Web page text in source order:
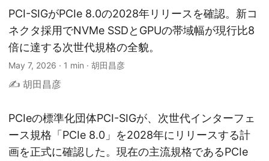
PCI-SIGがPCIe 8.0の2028年リリースを確認。新コ
ネクタ採用でNVMe SSDとGPUの帯域幅が現行比8
倍に達する次世代規格の全貌。
May 7, 2026 · 1 min · 胡田昌彦
✍️ 胡田昌彦
PCIeの標準化団体PCI-SIGが、次世代インターフェ
ース規格「PCIe 8.0」を2028年にリリースする計
画を正式に確認した。現在の主流規格であるPCIe